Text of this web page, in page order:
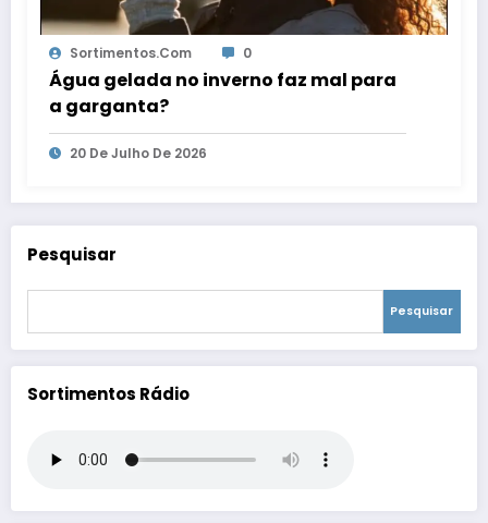
Sortimentos.com 0
Água gelada no inverno faz mal para
a garganta?
20 De Julho De 2026
Pesquisar
Pesquisar
Sortimentos Rádio